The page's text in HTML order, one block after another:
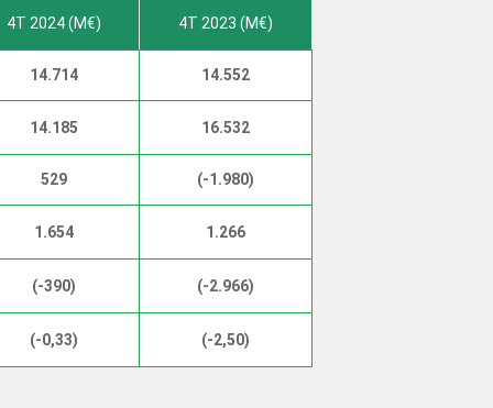
4T 2024 (M€) 4T 2023 (M€)
14.714 14.552
14.185 16.532
529 (-1.980)
1.654 1.266
(-390) (-2.966)
(-0,33) (-2,50)